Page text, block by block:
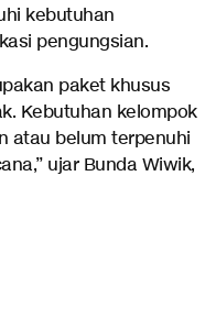
kebutuhan
pengungsian.
paket khusus
Kebutuhan kelompok
atau belum terpenuhi
ujar Bunda Wiwik,